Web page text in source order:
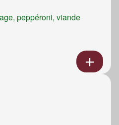
peppéroni, viande